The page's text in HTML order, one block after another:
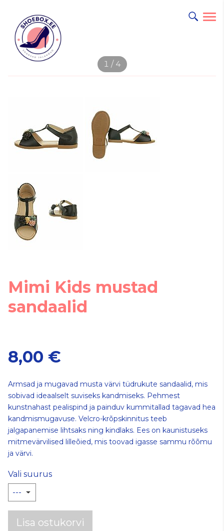
lisati ostukorvi.
1 / 4
Mimi Kids mustad
sandaalid
8,00 €
Armsad ja mugavad musta värvi tüdrukute sandaalid, mis
sobivad ideaalselt suviseks kandmiseks. Pehmest
kunstnahast pealispind ja painduv kummitallad tagavad hea
kandmismugavuse. Velcro-krõpskinnitus teeb
jalgapanemise lihtsaks ning kindlaks. Ees on kaunistuseks
mitmevärvilised lilleõied, mis toovad igasse sammu rõõmu
ja värvi.
Vali suurus
Lisa ostukorvi